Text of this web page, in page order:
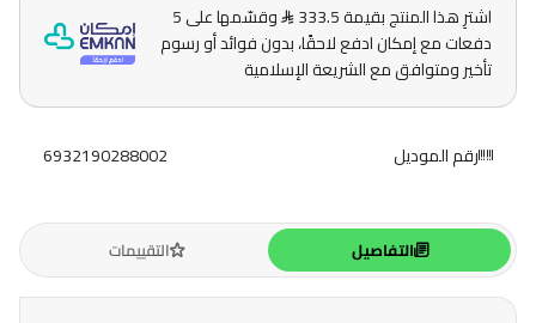
اشترِ هذا المنتج بقيمة 333.5
وقسّمها على 5
دفعات مع إمكان ادفع لاحقًا، بدون فوائد أو رسوم
تأخير ومتوافق مع الشريعة الإسلامية
رقم الموديل 6932190288002
التفاصيل التقييمات